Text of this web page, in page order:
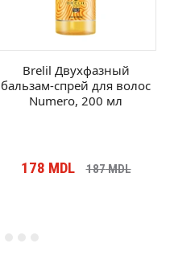
Brelil Двухфазный
бальзам-спрей для волос
Numero, 200 мл
178 MDL 187MDL